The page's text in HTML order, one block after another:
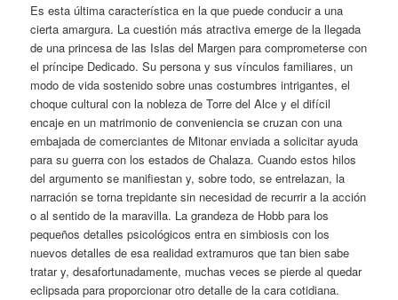
Es esta última característica en la que puede conducir a una
cierta amargura. La cuestión más atractiva emerge de la llegada
de una princesa de las Islas del Margen para comprometerse con
el príncipe Dedicado. Su persona y sus vínculos familiares, un
modo de vida sostenido sobre unas costumbres intrigantes, el
choque cultural con la nobleza de Torre del Alce y el difícil
encaje en un matrimonio de conveniencia se cruzan con una
embajada de comerciantes de Mitonar enviada a solicitar ayuda
para su guerra con los estados de Chalaza. Cuando estos hilos
del argumento se manifiestan y, sobre todo, se entrelazan, la
narración se torna trepidante sin necesidad de recurrir a la acción
o al sentido de la maravilla. La grandeza de Hobb para los
pequeños detalles psicológicos entra en simbiosis con los
nuevos detalles de esa realidad extramuros que tan bien sabe
tratar y, desafortunadamente, muchas veces se pierde al quedar
eclipsada para proporcionar otro detalle de la cara cotidiana.